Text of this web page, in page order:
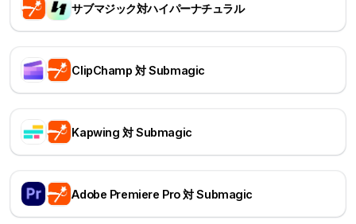
サブマジック対ハイパーナチュラル
ClipChamp 対 Submagic
Kapwing 対 Submagic
Adobe Premiere Pro 対 Submagic